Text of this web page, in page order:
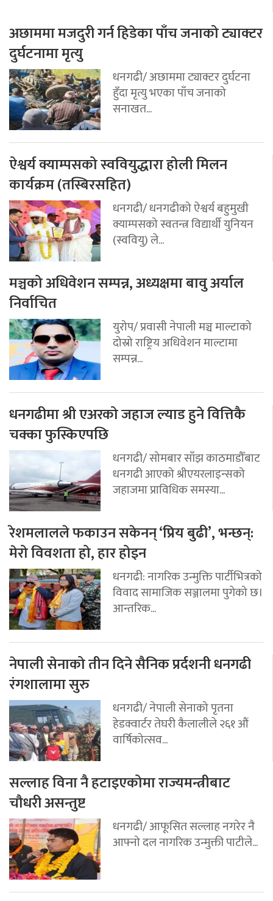
अछाममा मजदुरी गर्न हिडेका पाँच जनाको ट्याक्टर
दुर्घटनामा मृत्यु
धनगढी/ अछाममा ट्याक्टर दुर्घटना
हुँदा मृत्यु भएका पाँच जनाको
सनाखत...
ऐश्वर्य क्याम्पसको स्ववियुद्धारा होली मिलन
कार्यक्रम (तस्बिरसहित)
धनगढी/ धनगढीको ऐश्वर्य बहुमुखी
क्याम्पसको स्वतन्त्र विद्यार्थी युनियन
(स्ववियु) ले...
मञ्चको अधिवेशन सम्पन्न, अध्यक्षमा बावु अर्याल
निर्वाचित
युरोप/ प्रवासी नेपाली मञ्च माल्टाको
दोस्रो राष्ट्रिय अधिवेशन माल्टामा
सम्पन्न...
धनगढीमा श्री एअरको जहाज ल्याड हुने वित्तिकै
चक्का फुस्किएपछि
धनगढी/ सोमबार साँझ काठमाडौँबाट
धनगढी आएको श्रीएयरलाइन्सको
जहाजमा प्राविधिक समस्या...
रेशमलालले फकाउन सकेनन् ‘प्रिय बुढी’, भन्छन्:
मेरो विवशता हो, हार होइन
धनगढी: नागरिक उन्मुक्ति पार्टीभित्रको
विवाद सामाजिक सञ्जालमा पुगेको छ।
आन्तरिक...
नेपाली सेनाको तीन दिने सैनिक प्रर्दशनी धनगढी
रंगशालामा सुरु
धनगढी/ नेपाली सेनाको पृतना
हेडक्वार्टर तेघरी कैलालीले २६१ औं
वार्षिकोत्सव...
सल्लाह विना नै हटाइएकोमा राज्यमन्त्रीबाट
चौधरी असन्तुष्ट
धनगढी/ आफूसित सल्लाह नगरेर नै
आफ्नो दल नागरिक उन्मुक्ती पाटीले...